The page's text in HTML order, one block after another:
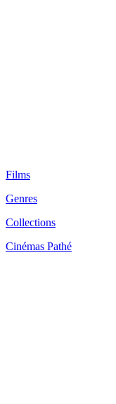
Films
Genres
Collections
Cinémas Pathé